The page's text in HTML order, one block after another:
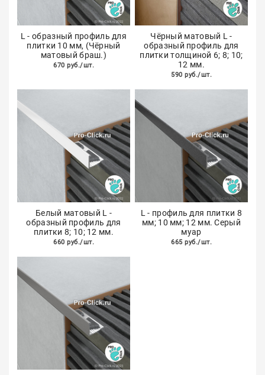
L - образный профиль для
плитки 10 мм, (Чёрный
матовый браш.)
670 руб./шт.
Чёрный матовый L -
образный профиль для
плитки толщиной 6; 8; 10;
12 мм.
590 руб./шт.
Белый матовый L -
образный профиль для
плитки 8; 10; 12 мм.
660 руб./шт.
L - профиль для плитки 8
мм; 10 мм; 12 мм. Серый
муар
665 руб./шт.